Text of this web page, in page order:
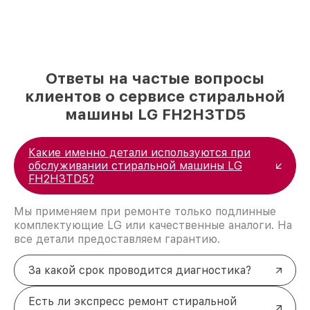
Ответы на частые вопросы
клиентов о сервисе стиральной
машины LG FH2H3TD5
Какие именно детали используются при
обслуживании стиральной машины LG
FH2H3TD5?
Мы применяем при ремонте только подлинные
комплектующие LG или качественные аналоги. На
все детали предоставляем гарантию.
За какой срок проводится диагностика?
Есть ли экспресс ремонт стиральной